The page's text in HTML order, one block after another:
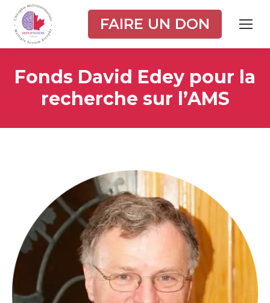
FAIRE UN DON
Fonds David Edey pour la
recherche sur l’AMS